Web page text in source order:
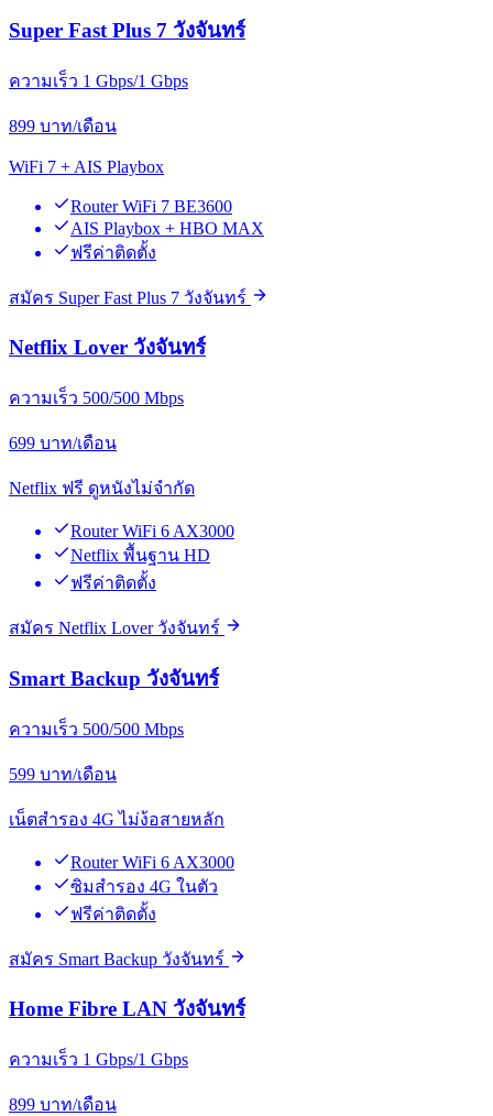
Super Fast Plus 7 วังจันทร์
ความเร็ว 1 Gbps/1 Gbps
899 บาท/เดือน
WiFi 7 + AIS Playbox
Router WiFi 7 BE3600
AIS Playbox + HBO MAX
ฟรีค่าติดตั้ง
สมัคร Super Fast Plus 7 วังจันทร์
Netflix Lover วังจันทร์
ความเร็ว 500/500 Mbps
699 บาท/เดือน
Netflix ฟรี ดูหนังไม่จำกัด
Router WiFi 6 AX3000
Netflix พื้นฐาน HD
ฟรีค่าติดตั้ง
สมัคร Netflix Lover วังจันทร์
Smart Backup วังจันทร์
ความเร็ว 500/500 Mbps
599 บาท/เดือน
เน็ตสำรอง 4G ไม่ง้อสายหลัก
Router WiFi 6 AX3000
ซิมสำรอง 4G ในตัว
ฟรีค่าติดตั้ง
สมัคร Smart Backup วังจันทร์
Home Fibre LAN วังจันทร์
ความเร็ว 1 Gbps/1 Gbps
899 บาท/เดือน